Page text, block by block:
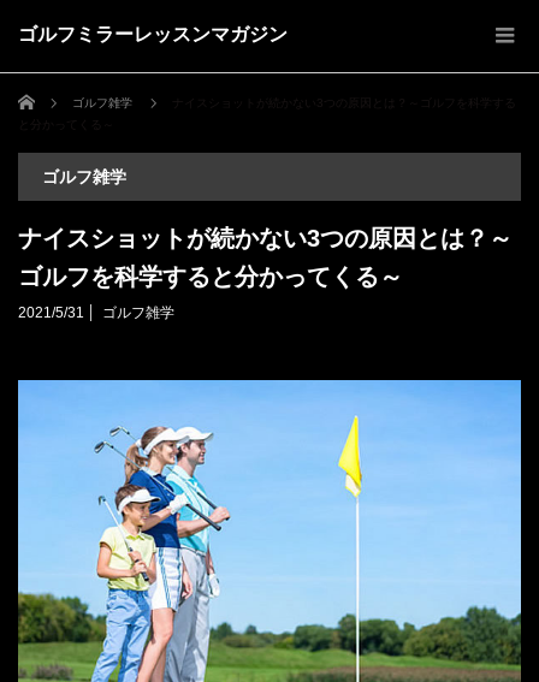
ゴルフミラーレッスンマガジン
ホーム ゴルフ雑学
ゴルフ雑学
ナイスショットが続かない3つの原因とは？～
ゴルフを科学すると分かってくる～
2021/5/31 ゴルフ雑学